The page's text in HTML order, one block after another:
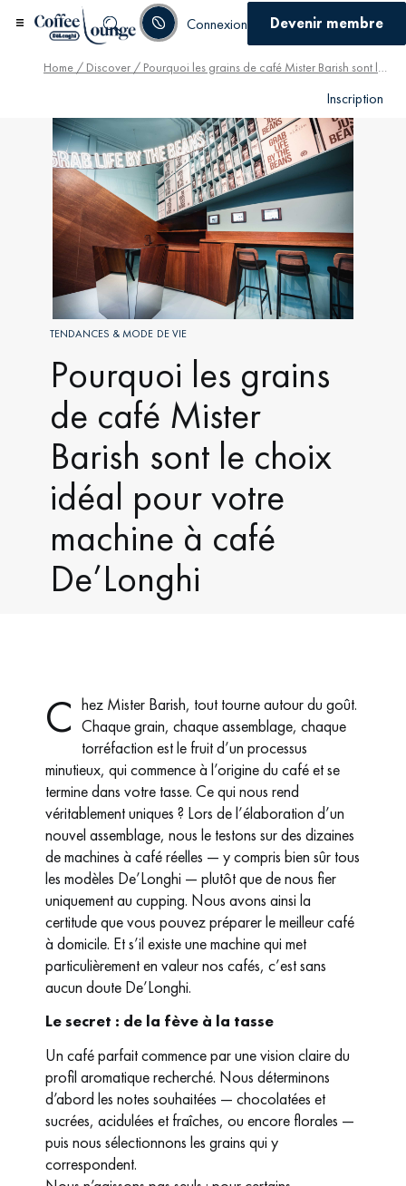
Connexion Devenir membre
Inscription
Home / Discover / Pourquoi les grains de café Mister Barish sont le choix idéal pour votre machine à café De’Longhi
TENDANCES & MODE DE VIE
Pourquoi les grains
de café Mister
Barish sont le choix
idéal pour votre
machine à café
De’Longhi
C hez Mister Barish, tout tourne autour du goût.
Chaque grain, chaque assemblage, chaque
torréfaction est le fruit d’un processus
minutieux, qui commence à l’origine du café et se
termine dans votre tasse. Ce qui nous rend
véritablement uniques ? Lors de l’élaboration d’un
nouvel assemblage, nous le testons sur des dizaines
de machines à café réelles — y compris bien sûr tous
les modèles De’Longhi — plutôt que de nous fier
uniquement au cupping. Nous avons ainsi la
certitude que vous pouvez préparer le meilleur café
à domicile. Et s’il existe une machine qui met
particulièrement en valeur nos cafés, c’est sans
aucun doute De’Longhi.
Le secret : de la fève à la tasse
Un café parfait commence par une vision claire du
profil aromatique recherché. Nous déterminons
d’abord les notes souhaitées — chocolatées et
sucrées, acidulées et fraîches, ou encore florales —
puis nous sélectionnons les grains qui y
correspondent.